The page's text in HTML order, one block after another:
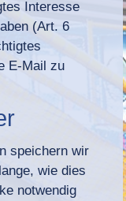
Interesse
(Art. 6
E-Mail zu
speichern wir
wie dies
notwendig